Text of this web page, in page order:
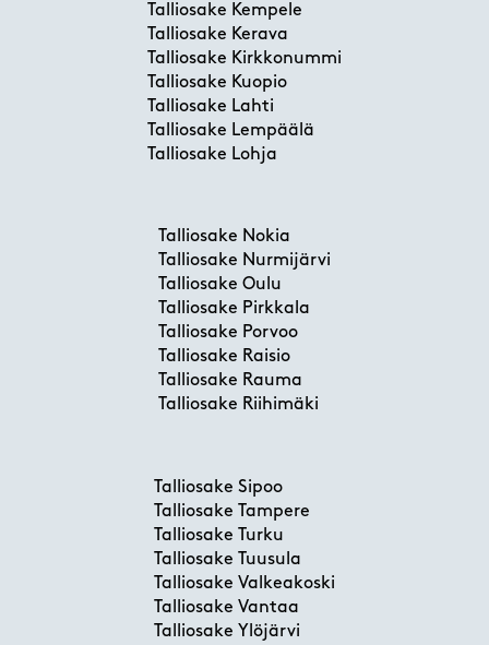
Talliosake Kempele
Talliosake Kerava
Talliosake Kirkkonummi
Talliosake Kuopio
Talliosake Lahti
Talliosake Lempäälä
Talliosake Lohja
Talliosake Nokia
Talliosake Nurmijärvi
Talliosake Oulu
Talliosake Pirkkala
Talliosake Porvoo
Talliosake Raisio
Talliosake Rauma
Talliosake Riihimäki
Talliosake Sipoo
Talliosake Tampere
Talliosake Turku
Talliosake Tuusula
Talliosake Valkeakoski
Talliosake Vantaa
Talliosake Ylöjärvi